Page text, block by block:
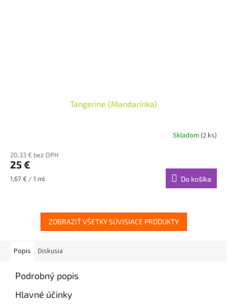
Tangerine (Mandarínka)
Skladom (2 ks)
20,33 € bez DPH
25 €
Jednotková
1,67 € / 1 ml Do košíka
ZOBRAZIŤ VŠETKY SÚVISIACE PRODUKTY
Popis Diskusia
Podrobný popis
Hlavné účinky